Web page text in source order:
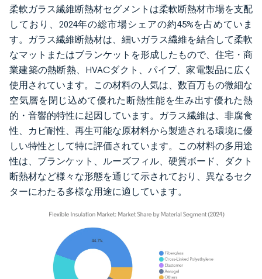
柔軟ガラス繊維断熱材セグメントは柔軟断熱材市場を支配
しており、2024年の総市場シェアの約45%を占めていま
す。ガラス繊維断熱材は、細いガラス繊維を結合して柔軟
なマットまたはブランケットを形成したもので、住宅・商
業建築の熱断熱、HVACダクト、パイプ、家電製品に広く
使用されています。この材料の人気は、数百万もの微細な
空気層を閉じ込めて優れた断熱性能を生み出す優れた熱
的・音響的特性に起因しています。ガラス繊維は、非腐食
性、カビ耐性、再生可能な原材料から製造される環境に優
しい特性として特に評価されています。この材料の多用途
性は、ブランケット、ルーズフィル、硬質ボード、ダクト
断熱材など様々な形態を通じて示されており、異なるセク
ターにわたる多様な用途に適しています。